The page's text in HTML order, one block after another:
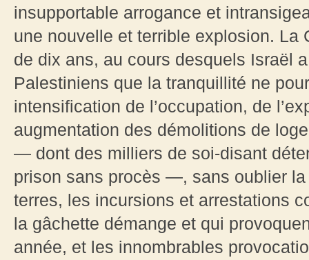
insupportable arrogance et
une nouvelle et terrible explosion.
de dix ans, au cours desquels Israël
Palestiniens que la tranquillité ne
intensification de l’occupation, de
augmentation des démolitions de
— dont des milliers de soi-disant
prison sans procès —, sans oublier
terres, les incursions et arrestations
la gâchette démange et qui
année, et les innombrables